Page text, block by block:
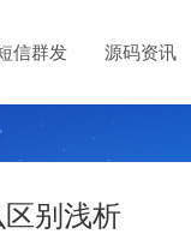
信群发 源码资讯
别浅析